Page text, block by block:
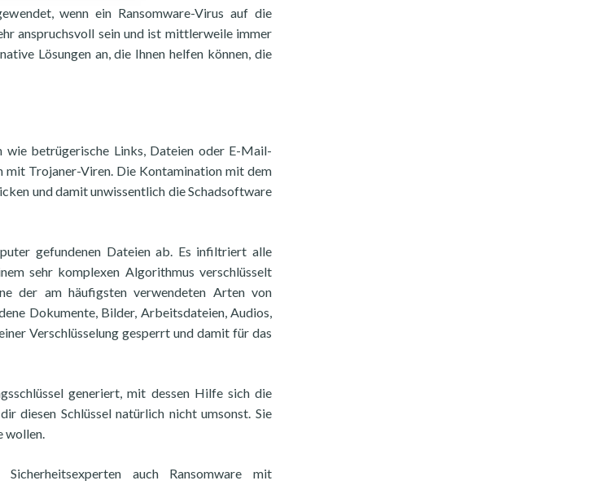
wenn ein Ransomware-Virus auf die
anspruchsvoll sein und ist mittlerweile immer
Lösungen an, die Ihnen helfen können, die
wie betrügerische Links, Dateien oder E-Mail-
mit Trojaner-Viren. Die Kontamination mit dem
und damit unwissentlich die Schadsoftware
gefundenen Dateien ab. Es infiltriert alle
sehr komplexen Algorithmus verschlüsselt
der am häufigsten verwendeten Arten von
Dokumente, Bilder, Arbeitsdateien, Audios,
Verschlüsselung gesperrt und damit für das
generiert, mit dessen Hilfe sich die
diesen Schlüssel natürlich nicht umsonst. Sie
wollen.
auch Ransomware mit